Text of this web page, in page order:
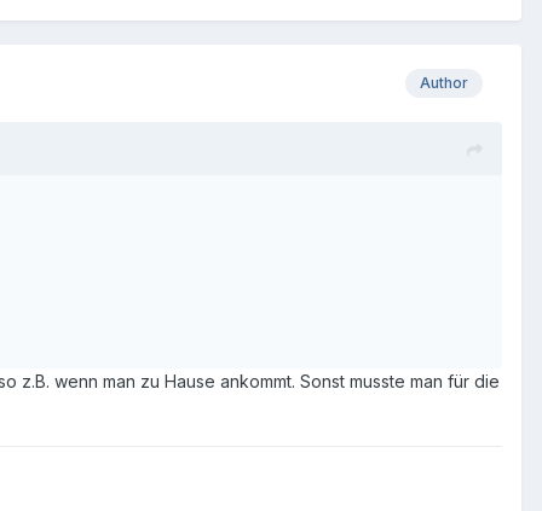
Author
wenn man zu Hause ankommt. Sonst musste man für die